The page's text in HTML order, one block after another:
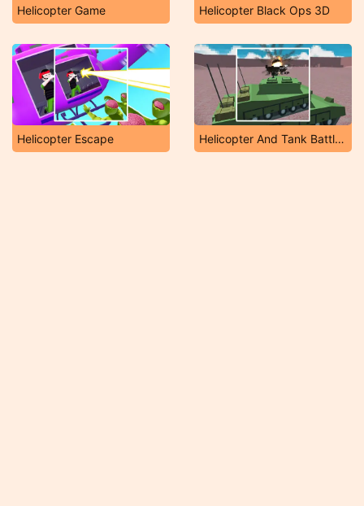
Helicopter Game Helicopter Black Ops 3D
Helicopter Escape Helicopter And Tank Battle Desert